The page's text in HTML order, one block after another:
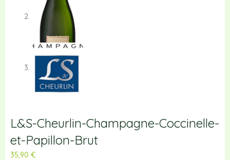
L&S-Cheurlin-Champagne-Coccinelle-
et-Papillon-Brut
35,90 €